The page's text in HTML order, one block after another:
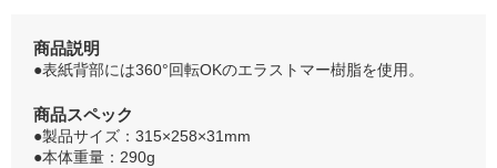
商品説明
●表紙背部には360°回転OKのエラストマー樹脂を使用。
商品スペック
●製品サイズ：315×258×31mm
●本体重量：290g